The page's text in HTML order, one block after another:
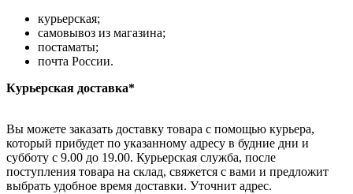
курьерская;
самовывоз из магазина;
постаматы;
почта России.
Курьерская доставка*
Вы можете заказать доставку товара с помощью курьера,
который прибудет по указанному адресу в будние дни и
субботу с 9.00 до 19.00. Курьерская служба, после
поступления товара на склад, свяжется с вами и предложит
выбрать удобное время доставки. Уточнит адрес.